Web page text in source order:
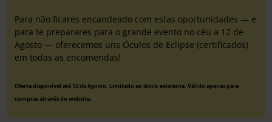
Para não ficares encandeado com estas oportunidades — e
para te preparares para o grande evento no céu a 12 de
Agosto — oferecemos uns Óculos de Eclipse (certificados)
em todas as encomendas!
Oferta disponível até 12 de Agosto. Limitado ao stock existente. Válido apenas para
compras através do website.